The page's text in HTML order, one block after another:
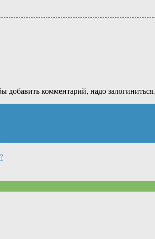
добавить комментарий, надо залогиниться.